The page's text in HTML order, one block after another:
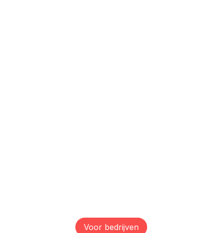
Voor bedrijve​​n​​